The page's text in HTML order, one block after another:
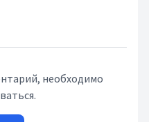
необходимо